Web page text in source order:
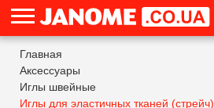
Главная
Аксессуары
Иглы швейные
Иглы для эластичных тканей (стрейч)